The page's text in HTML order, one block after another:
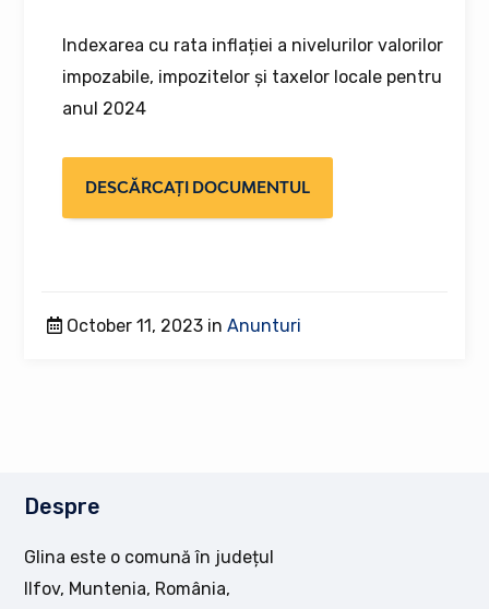
Indexarea cu rata inflației a nivelurilor valorilor
impozabile, impozitelor și taxelor locale pentru
anul 2024
DESCĂRCAȚI DOCUMENTUL
October 11, 2023 inAnunturi
Despre
Glina este o comună în județul
Ilfov, Muntenia, România,